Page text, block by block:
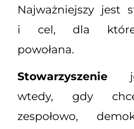
Najważniejszy jest
i cel, dla
powołana.
Stowarzyszenie
wtedy, gdy
zespołowo,